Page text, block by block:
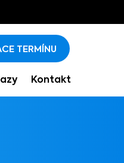
TERMÍNU
Kontakt
TERMÍNU
Kontakt